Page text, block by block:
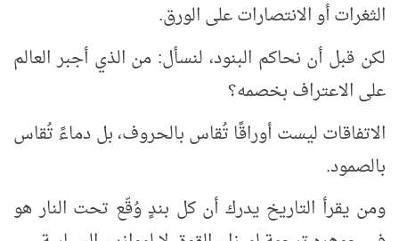
الثغرات أو الانتصارات على الورق.
لكن قبل أن نحاكم البنود، لنسأل: من الذي أجبر العالم
على الاعتراف بخصمه؟
الاتفاقات ليست أوراقًا تُقاس بالحروف، بل دماءً تُقاس
بالصمود.
ومن يقرأ التاريخ يدرك أن كل بندٍ وُقّع تحت النار هو